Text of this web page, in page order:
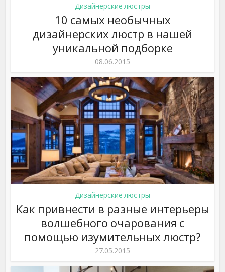
Дизайнерские люстры
10 самых необычных
дизайнерских люстр в нашей
уникальной подборке
08.06.2015
Дизайнерские люстры
Как привнести в разные интерьеры
волшебного очарования с
помощью изумительных люстр?
27.05.2015